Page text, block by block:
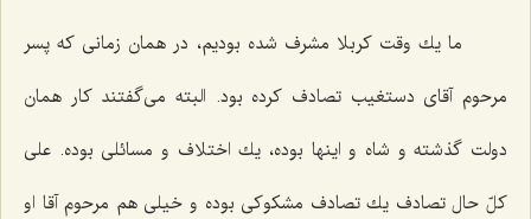
ما یك وقت كربلا مشرف شده بودیم، در همان زمانی كه پسر
مرحوم آقای دستغیب تصادف كرده بود. البته می‌گفتند كار همان
دولت گذشته و شاه و اینها بوده، یك اختلاف و مسائلی بوده. علی
كلّ حال تصادف یك تصادف مشكوكی بوده و خیلی هم مرحوم آقا او